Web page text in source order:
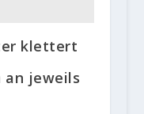
klettert
an jeweils